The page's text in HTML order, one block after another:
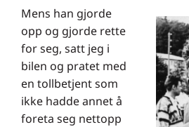
Mens han gjorde
opp og gjorde rette
for seg, satt jeg i
bilen og pratet med
en tollbetjent som
ikke hadde annet å
foreta seg nettopp